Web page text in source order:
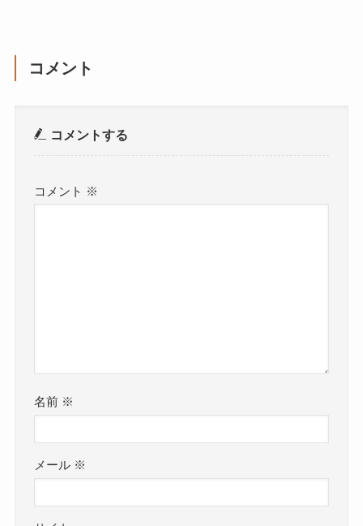
コメント
コメントする
コメント ※
名前 ※
メール ※